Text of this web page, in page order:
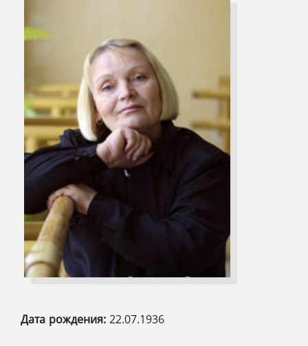
Дата рождения: 22.07.1936